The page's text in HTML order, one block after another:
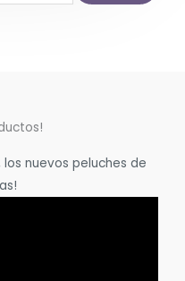
los nuevos peluches de